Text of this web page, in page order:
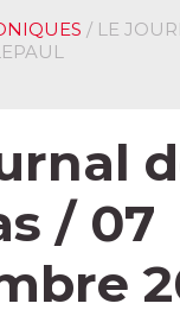
/ LE
/ 07